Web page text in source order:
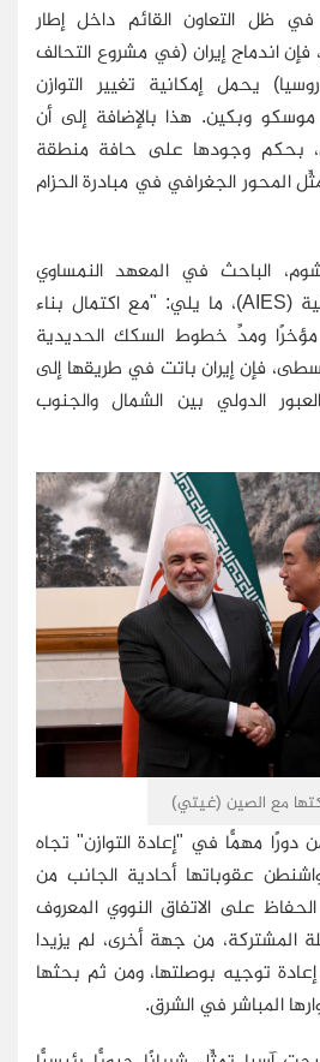
في ظل التعاون القائم داخل إطار
اندماج إيران (في مشروع التحالف
يحمل إمكانية تغيير التوازن
موسكو وبكين. هذا بالإضافة إلى أن
بحكم وجودها على حافة منطقة
المحور الجغرافي في مبادرة الحزام
الباحث في المعهد النمساوي
للدراسات الأوروبية والأمنية (AIES)، ما يلي: "مع اكتمال بناء
مؤخرًا ومدِّ خطوط السكك الحديدية
فإن إيران باتت في طريقها إلى
الدولي بين الشمال والجنوب
مع الصين (غيتي)
دورًا مهمًّا في "إعادة التوازن" تجاه
عقوباتها أحادية الجانب من
على الاتفاق النووي المعروف
المشتركة، من جهة أخرى، لم يزيدا
توجيه بوصلتها، ومن ثم بحثها
المباشر في الشرق.